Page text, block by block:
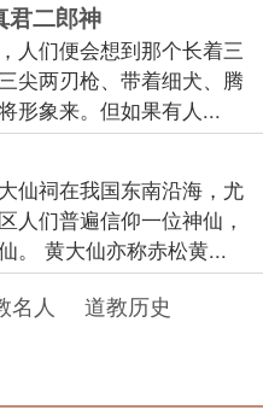
君二郎神
人们便会想到那个长着三
尖两刃枪、带着细犬、腾
形象来。但如果有人...
仙祠在我国东南沿海，尤
人们普遍信仰一位神仙，
。 黄大仙亦称赤松黄...
名人 道教历史